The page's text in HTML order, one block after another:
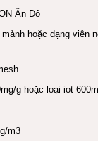
Ấn Độ
hoặc dạng viên
g hoặc loại iot
m3